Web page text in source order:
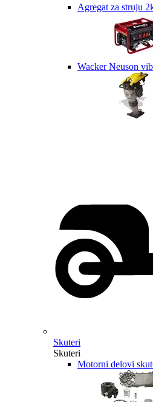
Agregat za struju
Wacker Neuson
Skuteri
Skuteri
Motorni delovi